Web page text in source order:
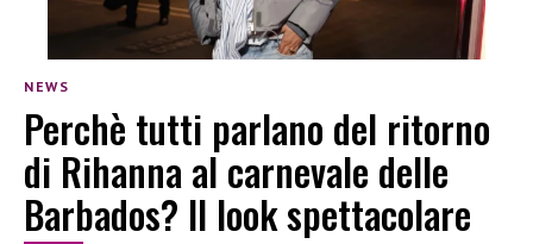
NEWS
Perchè tutti parlano del ritorno
di Rihanna al carnevale delle
Barbados? Il look spettacolare